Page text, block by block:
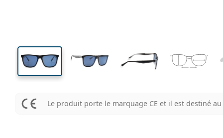
Le produit porte le marquage CE et il est destiné